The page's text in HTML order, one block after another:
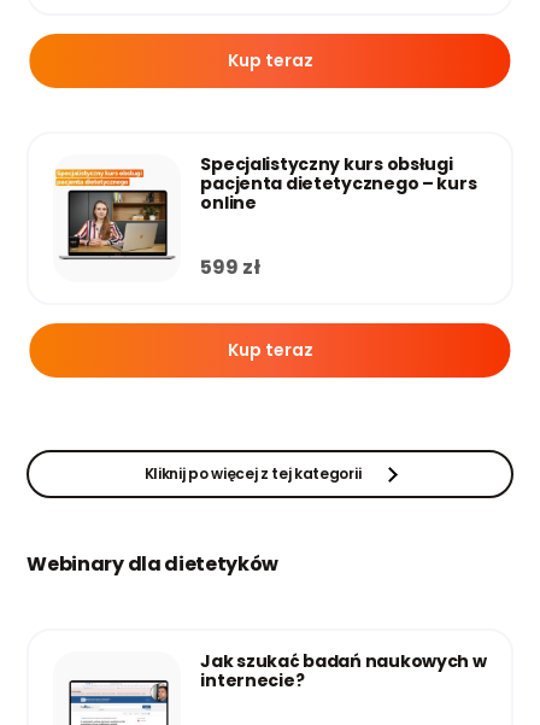
Kliknij po więcej z tej kategorii
Kup teraz
Specjalistyczny kurs obsługi
pacjenta dietetycznego – kurs
online
599 zł
Kup teraz
Webinary dla dietetyków
Jak szukać badań naukowych w
internecie?